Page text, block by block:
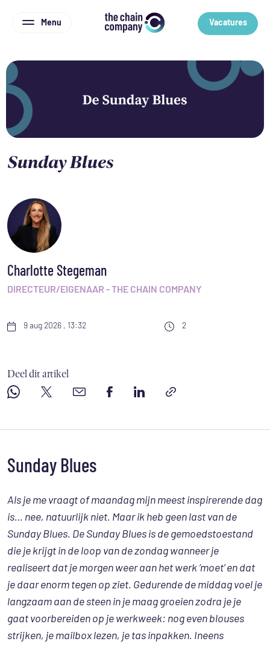
Menu Vacatures
Sunday Blues
Charlotte Stegeman
DIRECTEUR/EIGENAAR - THE CHAIN COMPANY
9 aug 2026 , 13:32 2
Deel dit artikel
Sunday Blues
Als je me vraagt of maandag mijn meest inspirerende dag
is… nee, natuurlijk niet. Maar ik heb geen last van de
Sunday Blues. De Sunday Blues is de gemoedstoestand
die je krijgt in de loop van de zondag wanneer je
realiseert dat je morgen weer aan het werk ‘moet’ en dat
je daar enorm tegen op ziet. Gedurende de middag voel je
langzaam aan de steen in je maag groeien zodra je je
gaat voorbereiden op je werkweek: nog even blouses
strijken, je mailbox lezen, je tas inpakken. Ineens